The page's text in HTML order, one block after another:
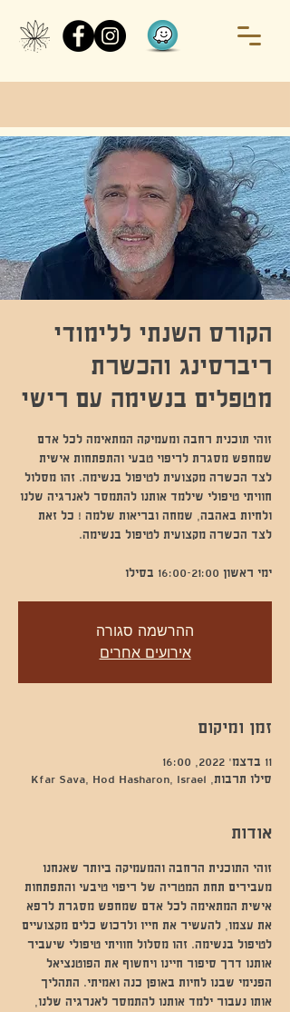
הקורס השנתי ללימודי
ריברסינג והכשרת
מטפלים בנשימה עם רישי
זוהי תוכנית רחבה ומעמיקה המתאימה לכל אדם
שמחפש מסגרת לריפוי טבעי והתפתחות אישית
לצד הכשרה מקצועית לטיפול בנשימה. זהו מסלול
חוויתי טיפולי שילמד אותנו להתמסר לאנרגיה שלנו
ולחיות באהבה, שמחה ובריאות שלמה ! כל זאת
ימי ראשון 16:00-21:00 בסילו
ההרשמה סגורה
אירועים אחרים
זמן ומיקום
11 בדצמ׳ 2022, 16:00
סילו תרבות, Kfar Sava, Hod Hasharon, Israel
אודות
זוהי התוכנית הרחבה והמעמיקה ביותר שאנחנו
מעבירים תחת המטריה של ריפוי טיבעי והתפתחות
אישית המתאימה לכל אדם שמחפש מסגרת לרפא
את עצמו, להעשיר את חייו ולרכוש כלים מקצועיים
לטיפול בנשימה. זהו מסלול חוויתי טיפולי שיעביר
אותנו דרך סיפור חיינו ויחשוף את הפוטנציאל
הפנימי שבנו לחיות באופן כנה ואמיתי. התהליך
אותו נעבור ילמד אותנו להתמסר לאנרגיה שלנו,